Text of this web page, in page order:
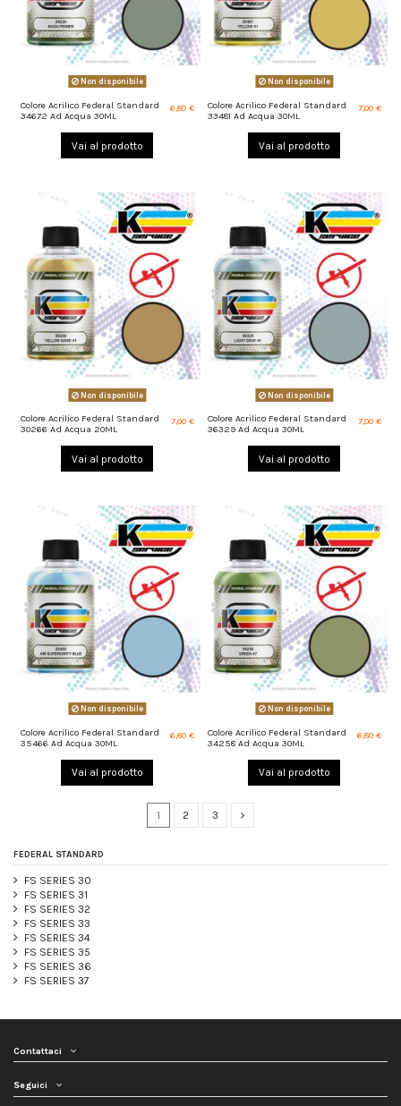
Non disponibile
Colore Acrilico Federal Standard
34672 Ad Acqua 30ML
6,80 €
Vai al prodotto
Non disponibile
Colore Acrilico Federal Standard
33481 Ad Acqua 30ML
7,00 €
Vai al prodotto
Non disponibile
Colore Acrilico Federal Standard
30266 Ad Acqua 20ML
7,00 €
Vai al prodotto
Non disponibile
Colore Acrilico Federal Standard
36329 Ad Acqua 30ML
7,00 €
Vai al prodotto
Non disponibile
Colore Acrilico Federal Standard
35466 Ad Acqua 30ML
6,80 €
Vai al prodotto
Non disponibile
Colore Acrilico Federal Standard
34258 Ad Acqua 30ML
6,80 €
Vai al prodotto
1 2 3
FEDERAL STANDARD
FS SERIES 30
FS SERIES 31
FS SERIES 32
FS SERIES 33
FS SERIES 34
FS SERIES 35
FS SERIES 36
FS SERIES 37
Contattaci
Seguici